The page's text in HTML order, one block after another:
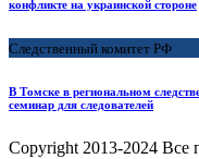
конфликте на украинской стороне
Следственный комитет РФ
В Томске в региональном
семинар для следователей
Copyright 2013-2024 Все